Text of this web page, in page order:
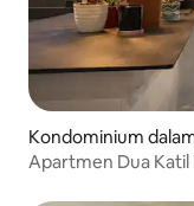
Kondominium
Apartmen Dua